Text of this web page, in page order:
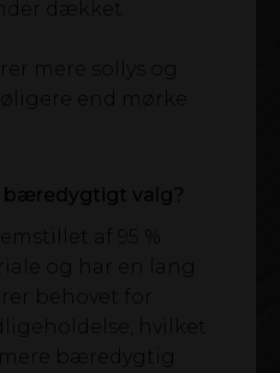
dækket
mere sollys og
end mørke
bæredygtigt valg?
af 95 %
og har en lang
behovet for
hvilket
bæredygtig